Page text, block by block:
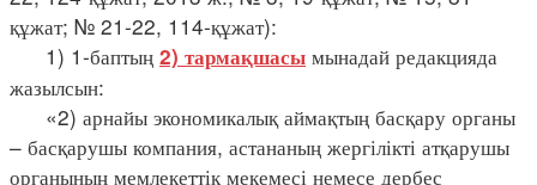
құжат; № 21-22, 114-құжат):
1) 1-баптың 2) тармақшасы мынадай редакцияда
жазылсын:
«2) арнайы экономикалық аймақтың басқару органы
– басқарушы компания, астананың жергілікті атқарушы
органының мемлекеттік мекемесі немесе дербес